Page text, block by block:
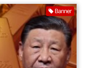
Banner